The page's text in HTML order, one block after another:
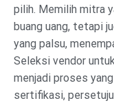
pilih. Memilih mitra
buang uang, tetapi
yang palsu,
Seleksi vendor
menjadi proses
sertifikasi,